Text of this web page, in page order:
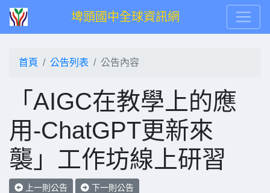
埤頭國中全球資訊網
首頁 公告列表 公告內容
「AIGC在教學上的應
用-ChatGPT更新來
襲」工作坊線上研習
上一則公告 下一則公告